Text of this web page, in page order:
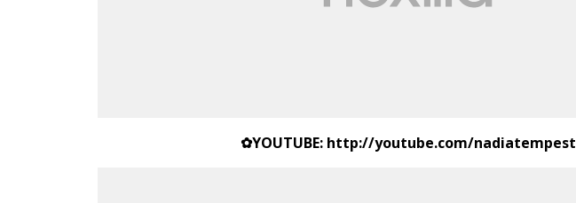
✿YOUTUBE: http://youtube.com/nadiatempest